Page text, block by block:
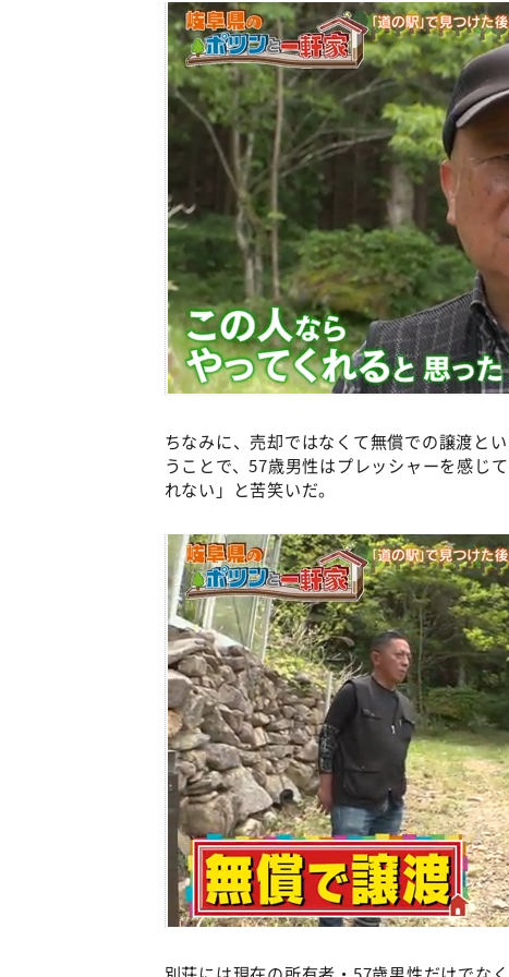
ちなみに、売却ではなくて無償での譲渡と
うことで、57歳男性はプレッシャーを感じ
れない」と苦笑いだ。